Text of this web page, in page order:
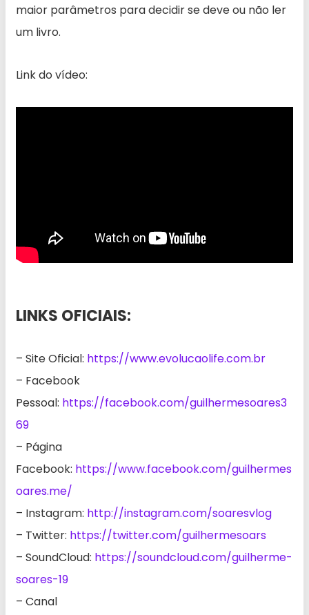
maior parâmetros para decidir se deve ou não ler
um livro.
Link do vídeo:
LINKS OFICIAIS:
– Site Oficial: https://www.evolucaolife.com.br
– Facebook
Pessoal: https://facebook.com/guilhermesoares3
69
– Página
Facebook: https://www.facebook.com/guilhermes
oares.me/
– Instagram: http://instagram.com/soaresvlog
– Twitter: https://twitter.com/guilhermesoars
– SoundCloud: https://soundcloud.com/guilherme-
soares-19
– Canal